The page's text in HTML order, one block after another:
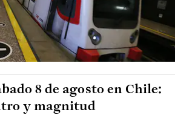
8 de agosto en Chile:
y magnitud